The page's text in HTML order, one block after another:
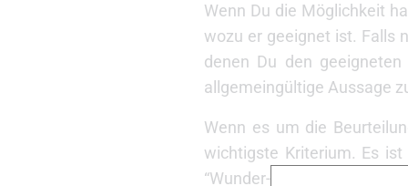
Wenn Du die Möglichkeit
wozu er geeignet ist. Falls
denen Du den
allgemeingültige Aussage
Wenn es um die
wichtigste Kriterium. Es
“Wunder-Ski”, die